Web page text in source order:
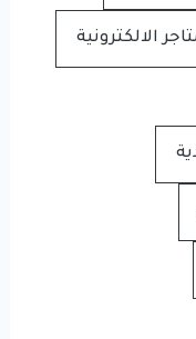
الالكترونية